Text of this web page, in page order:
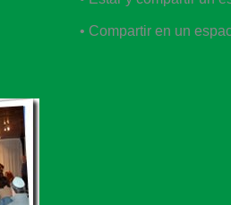
• Compartir en un